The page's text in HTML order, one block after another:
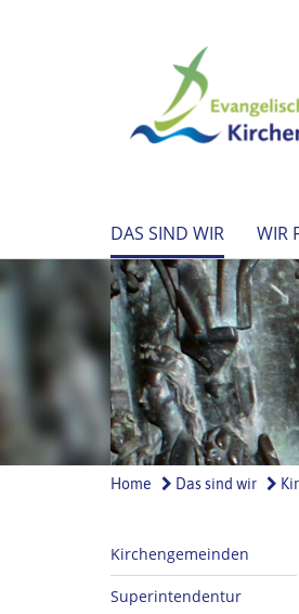
DAS SIND WIR WIR
Home Das sind wir
Kirchengemeinden
Superintendentur